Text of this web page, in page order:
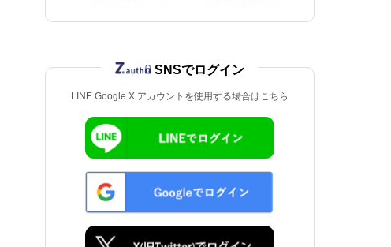
LINE Google X アカウントを使用する場合はこちら
SNSでログイン